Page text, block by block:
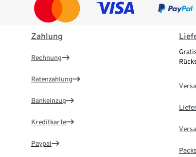
Zahlung
Rechnung
Ratenzahlung
Bankeinzug
Kreditkarte
Paypal